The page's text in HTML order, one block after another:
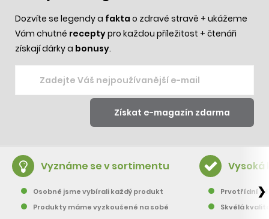
Dozvíte se legendy a fakta o zdravé stravě + ukážeme
Vám chutné receptypro každou příležitost + čtenáři
získají dárky a bonusy.
Vyznáme se v sortimentu
Osobně jsme vybírali každý produkt
Produkty máme vyzkoušené na sobě
Vysoká
Prvotřídní
Skvělá
❯